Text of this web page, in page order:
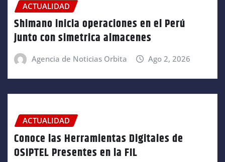
ACTUALIDAD
Shimano inicia operaciones en el Perú
junto con simetrica almacenes
Agencia de Noticias Orbita Ago 2, 2026
ACTUALIDAD
Conoce las Herramientas Digitales de
OSIPTEL Presentes en la FIL